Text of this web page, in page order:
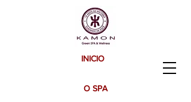
INICIO
O SPA